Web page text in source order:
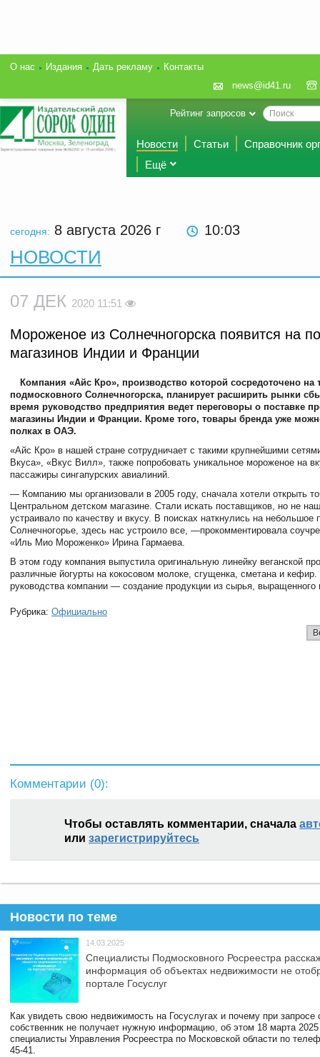
О нас Издания Дать рекламу
Контакты
news@id41.ru
Рейтинг запросов
Новости Статьи
Справочник
Ещё
сегодня: 8 августа 2026 г 10:03
НОВОСТИ
07 ДЕК 2020 11:51
Мороженое из Солнечногорска появится на
магазинов Индии и Франции
Компания «Айс Кро», производство которой сосредоточено на
подмосковного Солнечногорска, планирует расширить рынки
время руководство предприятия ведет переговоры о поставке
магазины Индии и Франции. Кроме того, товары бренда уже
полках в ОАЭ.
«Айс Кро» в нашей стране сотрудничает с такими крупнейшими
Вкуса», «Вкус Вилл», также попробовать уникальное мороженое на
пассажиры сингапурских авиалиний.
— Компанию мы организовали в 2005 году, сначала хотели открыть
Центральном детском магазине. Стали искать поставщиков, но не
устраивало по качеству и вкусу. В поисках наткнулись на небольшое
Солнечногорье, здесь нас устроило все, —прокомментировала
«Иль Мио Мороженко» Ирина Гармаева.
В этом году компания выпустила оригинальную линейку веганской
различные йогурты на кокосовом молоке, сгущенка, сметана и
руководства компании — создание продукции из сырья,
Рубрика: Официально
Комментарии (0):
Чтобы оставлять комментарии, сначала
или зарегистрируйтесь
Новости по теме
14.03.2025
Специалисты Подмосковного Росреестра
информация об объектах недвижимости не
портале Госуслуг
Как увидеть свою недвижимость на Госуслугах и почему при запросе
собственник не получает нужную информацию, об этом 18 марта 2025
специалисты Управления Росреестра по Московской области по
45-41.